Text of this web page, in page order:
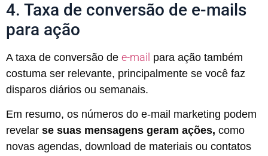
4. Taxa de conversão de e-mails
para ação
A taxa de conversão de e-mail para ação também
costuma ser relevante, principalmente se você faz
disparos diários ou semanais.
Em resumo, os números do e-mail marketing podem
revelar se suas mensagens geram ações, como
novas agendas, download de materiais ou contatos